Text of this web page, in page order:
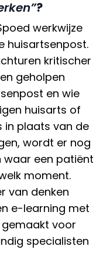
?
werkwijze
huisartsenpost.
kritischer
geholpen
en wie
huisarts of
in plaats van de
wordt er nog
waar een patiënt
moment.
van denken
e-learning met
voor
specialisten